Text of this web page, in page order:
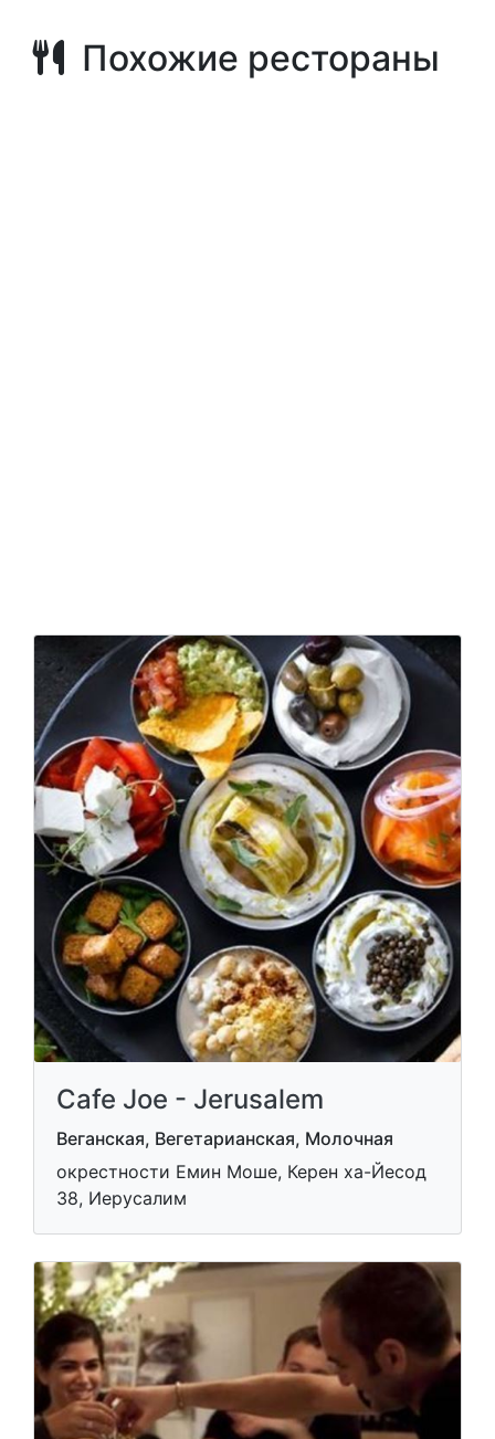
Похожие рестораны
Cafe Joe - Jerusalem
Веганская, Вегетарианская, Молочная
окрестности Емин Моше, Керен ха-Йесод
38, Иерусалим